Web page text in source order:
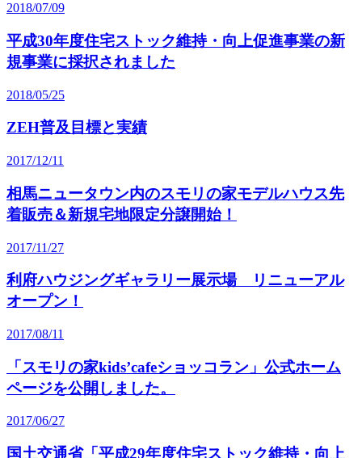
2018/07/09
平成30年度住宅ストック維持・向上促進事業の新
規事業に採択されました
2018/05/25
ZEH普及目標と実績
2017/12/11
相馬ニュータウン内のスモリの家モデルハウス先
着販売＆新規宅地限定分譲開始！
2017/11/27
利府ハウジングギャラリー展示場 リニューアル
オープン！
2017/08/11
「スモリの家kids’cafeショッコラン」公式ホーム
ページを公開しました。
2017/06/27
国土交通省「平成29年度住宅ストック維持・向上